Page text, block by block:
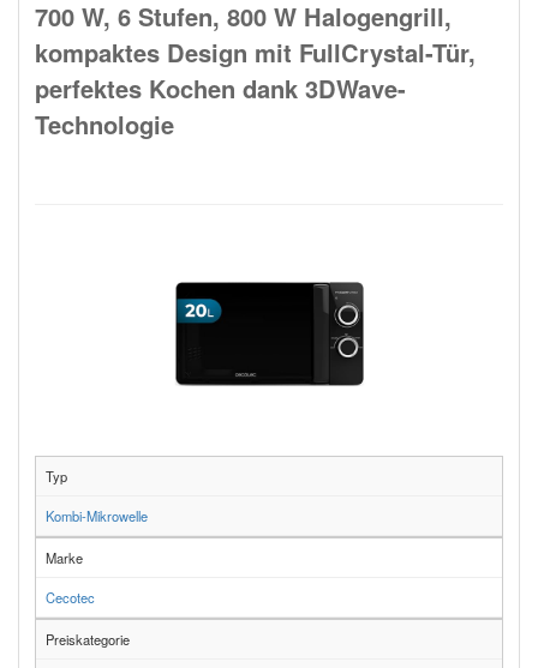
700 W, 6 Stufen, 800 W Halogengrill,
kompaktes Design mit FullCrystal-Tür,
perfektes Kochen dank 3DWave-
Technologie
Typ
Kombi-Mikrowelle
Marke
Cecotec
Preiskategorie